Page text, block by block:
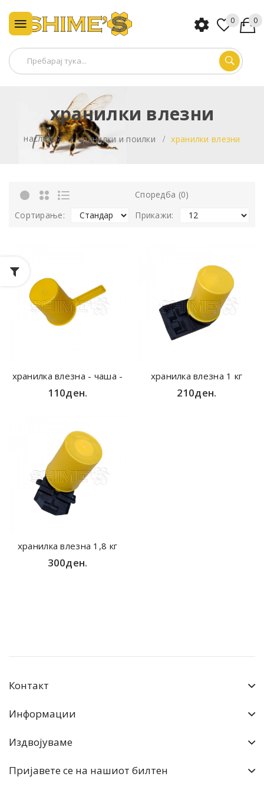
0 0
хранилки влезни
насловна хранилки и поилки хранилки влезни
Споредба (0)
Сортирање:
Прикажи:
хранилка влезна - чаша -
110ден.
хранилка влезна 1 кг
210ден.
хранилка влезна 1,8 кг
300ден.
Контакт
Информации
Издвојуваме
Пријавете се на нашиот билтен